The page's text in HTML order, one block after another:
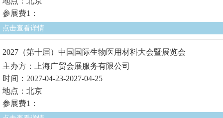
参展费1：
点击查看详情
2027（第十届）中国国际生物医用材料大会暨展览会
主办方：上海广贸会展服务有限公司
时间：2027-04-23-2027-04-25
地点：北京
参展费1：